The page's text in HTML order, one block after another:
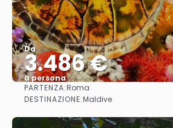
Da
3.486 €
a persona
PARTENZA:Roma
DESTINAZIONE:Maldive